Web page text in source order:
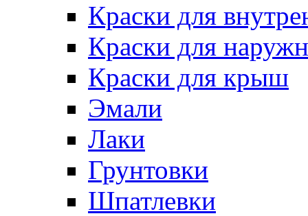
Краски для
Краски для
Краски для крыш
Эмали
Лаки
Грунтовки
Шпатлевки